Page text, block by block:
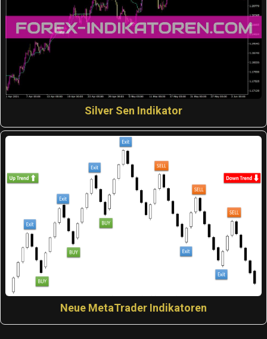
Silver Sen Indikator
Neue MetaTrader Indikatoren